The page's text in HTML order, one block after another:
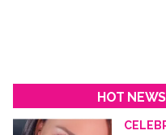
HOT NEWS